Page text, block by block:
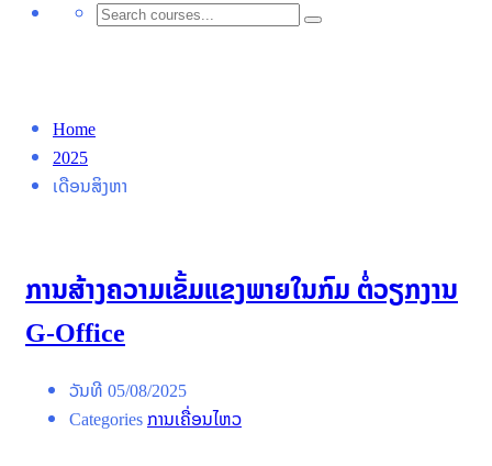
Home
2025
ເດືອນສິງຫາ
ການສ້າງຄວາມເຂັ້ມແຂງພາຍໃນກົມ ຕໍ່ວຽກງານ
G-Office
ວັນທີ05/08/2025
Categoriesການເຄື່ອນໄຫວ